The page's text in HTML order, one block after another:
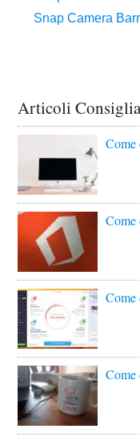
Articoli
Come
Come
Come